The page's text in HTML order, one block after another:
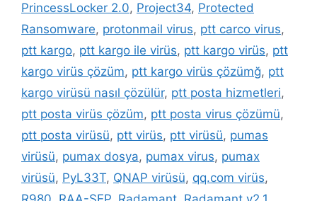
PrincessLocker 2.0, Project34, Protected
Ransomware, protonmail virus, ptt carco virus,
ptt kargo, ptt kargo ile virüs, ptt kargo virüs, ptt
kargo virüs çözüm, ptt kargo virüs çözümğ, ptt
kargo virüsü nasıl çözülür, ptt posta hizmetleri,
ptt posta virüs çözüm, ptt posta virus çözümü,
ptt posta virüsü, ptt virüs, ptt virüsü, pumas
virüsü, pumax dosya, pumax virus, pumax
virüsü, PyL33T, QNAP virüsü, qq.com virüs,